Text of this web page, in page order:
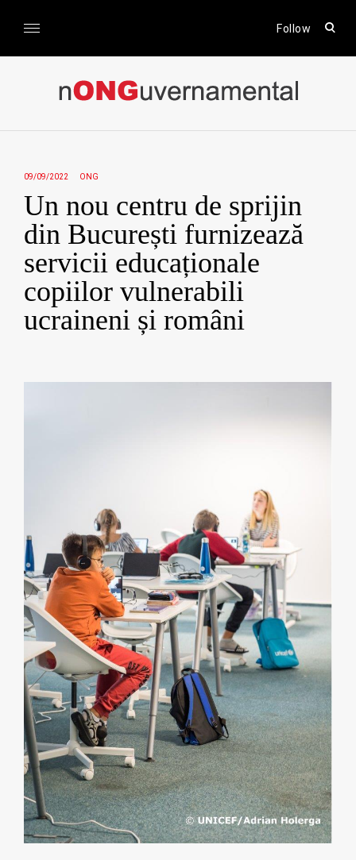
Follow
open
form
nONGuvernamental
09/09/2022 ONG
Un nou centru de sprijin
din București furnizează
servicii educaționale
copiilor vulnerabili
ucraineni și români